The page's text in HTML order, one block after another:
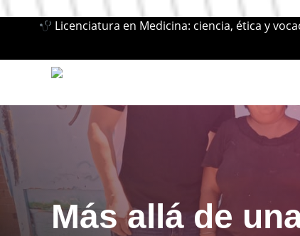
Licenciatura en Medicina: ciencia, ética y
Más allá de